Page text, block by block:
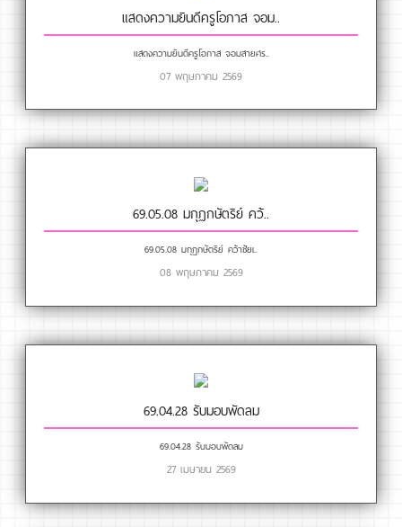
แสดงความยินดีครูโอภาส จอม..
แสดงความยินดีครูโอภาส จอมสายศร..
07 พฤษภาคม 2569
69.05.08 มกุฏกษัตริย์ คว้..
69.05.08 มกุฏกษัตริย์ คว้าชัยเ..
08 พฤษภาคม 2569
69.04.28 รับมอบพัดลม
69.04.28 รับมอบพัดลม
27 เมษายน 2569